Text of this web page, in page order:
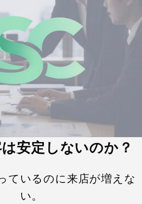
安定しないのか？
ているのに来店が増えな
い。